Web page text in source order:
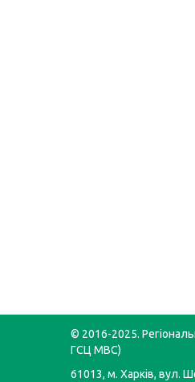
© 2016-2025.
ГСЦ МВС)
61013, м. Харків, вул.